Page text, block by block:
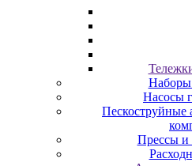
Наборы
Насосы
Пескоструйные
Прессы и